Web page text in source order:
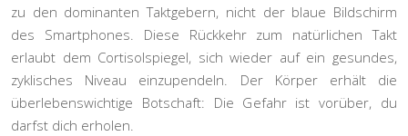
zu den dominanten Taktgebern, nicht der blaue Bildschirm
des Smartphones. Diese Rückkehr zum natürlichen Takt
erlaubt dem Cortisolspiegel, sich wieder auf ein gesundes,
zyklisches Niveau einzupendeln. Der Körper erhält die
überlebenswichtige Botschaft: Die Gefahr ist vorüber, du
darfst dich erholen.